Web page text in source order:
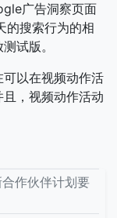
广告洞察页面
的搜索行为的相
试版。
以在视频动作活
，视频动作活动
作伙伴计划要